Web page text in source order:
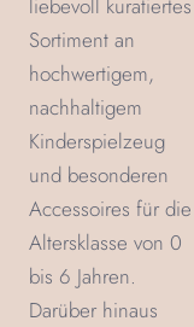
liebevoll kuratiertes
Sortiment an
hochwertigem,
nachhaltigem
Kinderspielzeug
und besonderen
Accessoires für die
Altersklasse von 0
bis 6 Jahren.
Darüber hinaus